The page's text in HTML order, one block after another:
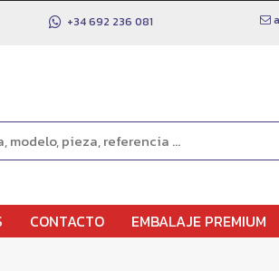
+34 692 236 081
CONTACTO EMBALAJE PREMIUM